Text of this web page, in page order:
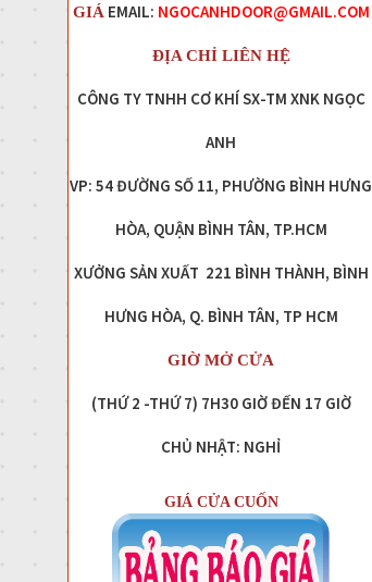
GIÁEMAIL: NGOCANHDOOR@GMAIL.COM
ĐỊA CHỈ LIÊN HỆ
CÔNG TY TNHH CƠ KHÍ SX-TM XNK NGỌC
ANH
VP: 54 ĐƯỜNG SỐ 11, PHƯỜNG BÌNH HƯNG
HÒA, QUẬN BÌNH TÂN, TP.HCM
XƯỞNG SẢN XUẤT 221 BÌNH THÀNH, BÌNH
HƯNG HÒA, Q. BÌNH TÂN, TP HCM
GIỜ MỞ CỬA
(THỨ 2 -THỨ 7) 7H30 GIỜ ĐẾN 17 GIỜ
CHỦ NHẬT: NGHỈ
GIÁ CỬA CUỐN